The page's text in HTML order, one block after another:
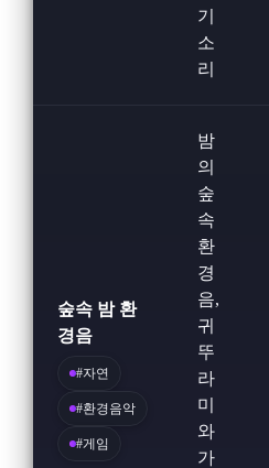
기
소
리
숲속 밤 환
경음
#자연
#환경음악
#게임
밤
의
숲
속
환
경
음,
귀
뚜
라
미
와
가